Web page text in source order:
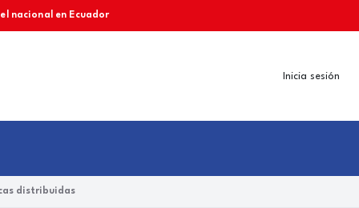
nacional en Ecuador
Inicia sesión
distribuidas